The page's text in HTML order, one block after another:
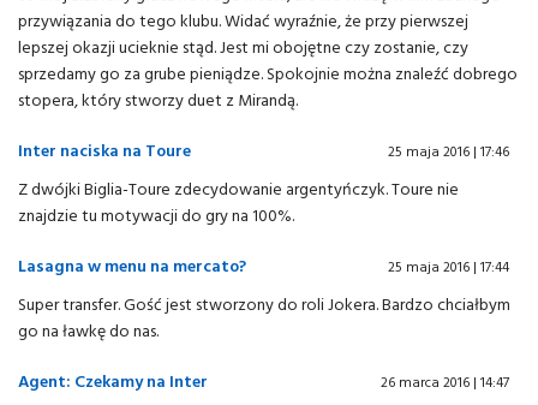
przywiązania do tego klubu. Widać wyraźnie, że przy pierwszej
lepszej okazji ucieknie stąd. Jest mi obojętne czy zostanie, czy
sprzedamy go za grube pieniądze. Spokojnie można znaleźć dobrego
stopera, który stworzy duet z Mirandą.
Inter naciska na Toure
25 maja 2016 | 17:46
Z dwójki Biglia-Toure zdecydowanie argentyńczyk. Toure nie
znajdzie tu motywacji do gry na 100%.
Lasagna w menu na mercato?
25 maja 2016 | 17:44
Super transfer. Gość jest stworzony do roli Jokera. Bardzo chciałbym
go na ławkę do nas.
Agent: Czekamy na Inter
26 marca 2016 | 14:47